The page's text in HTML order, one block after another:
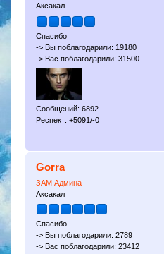
Аксакал
Спасибо
-> Вы поблагодарили: 19180
-> Вас поблагодарили: 31500
Сообщений: 6892
Респект: +5091/-0
Gorra
ЗАМ Админа
Аксакал
Спасибо
-> Вы поблагодарили: 2789
-> Вас поблагодарили: 23412